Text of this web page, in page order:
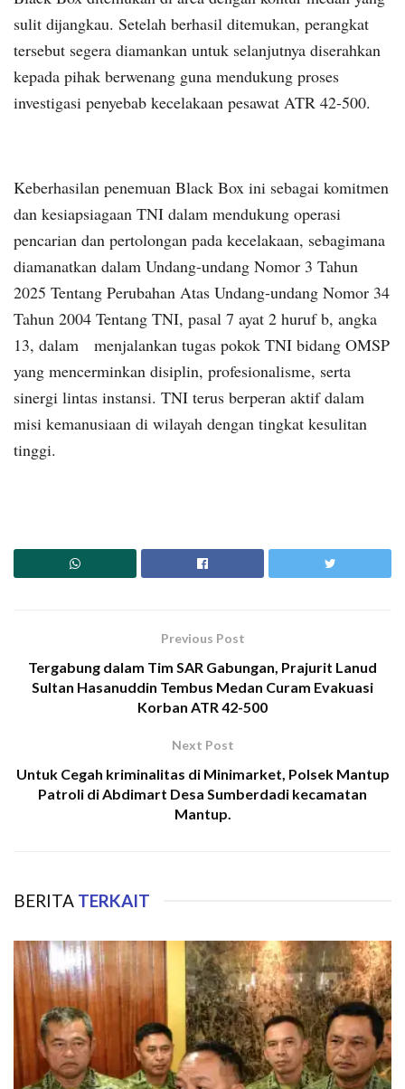
sulit dijangkau. Setelah berhasil ditemukan, perangkat
tersebut segera diamankan untuk selanjutnya diserahkan
kepada pihak berwenang guna mendukung proses
investigasi penyebab kecelakaan pesawat ATR 42-500.
Keberhasilan penemuan Black Box ini sebagai komitmen
dan kesiapsiagaan TNI dalam mendukung operasi
pencarian dan pertolongan pada kecelakaan, sebagimana
diamanatkan dalam Undang-undang Nomor 3 Tahun
2025 Tentang Perubahan Atas Undang-undang Nomor 34
Tahun 2004 Tentang TNI, pasal 7 ayat 2 huruf b, angka
13, dalam menjalankan tugas pokok TNI bidang OMSP
yang mencerminkan disiplin, profesionalisme, serta
sinergi lintas instansi. TNI terus berperan aktif dalam
misi kemanusiaan di wilayah dengan tingkat kesulitan
tinggi.
Previous Post
Tergabung dalam Tim SAR Gabungan, Prajurit Lanud
Sultan Hasanuddin Tembus Medan Curam Evakuasi
Korban ATR 42-500
Next Post
Untuk Cegah kriminalitas di Minimarket, Polsek Mantup
Patroli di Abdimart Desa Sumberdadi kecamatan
Mantup.
BERITA TERKAIT